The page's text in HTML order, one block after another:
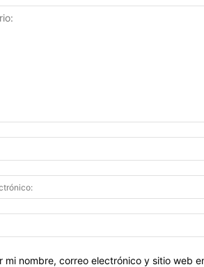
mi nombre, correo electrónico y sitio web